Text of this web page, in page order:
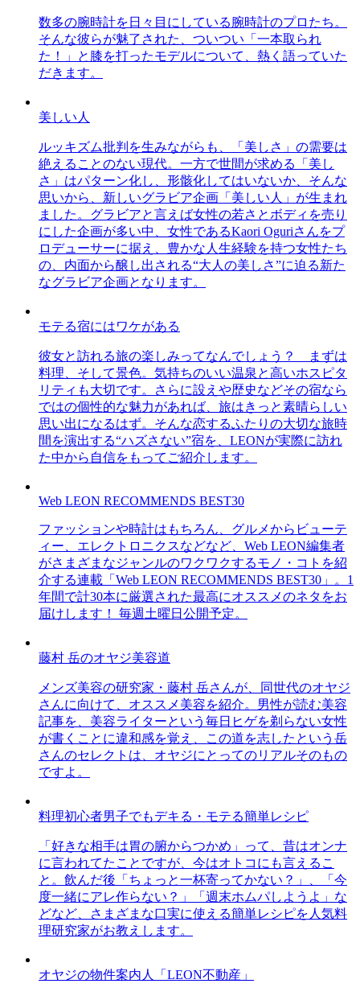
数多の腕時計を日々目にしている腕時計のプロたち。
そんな彼らが魅了された、ついつい「一本取られ
た！」と膝を打ったモデルについて、熱く語っていた
だきます。
美しい人
ルッキズム批判を生みながらも、「美しさ」の需要は
絶えることのない現代。一方で世間が求める「美し
さ」はパターン化し、形骸化してはいないか、そんな
思いから、新しいグラビア企画「美しい人」が生まれ
ました。グラビアと言えば女性の若さとボディを売り
にした企画が多い中、女性であるKaori Oguriさんをプ
ロデューサーに据え、豊かな人生経験を持つ女性たち
の、内面から醸し出される“大人の美しさ”に迫る新た
なグラビア企画となります。
モテる宿にはワケがある
彼女と訪れる旅の楽しみってなんでしょう？ まずは
料理、そして景色。気持ちのいい温泉と高いホスピタ
リティも大切です。さらに設えや歴史などその宿なら
ではの個性的な魅力があれば、旅はきっと素晴らしい
思い出になるはず。そんな恋するふたりの大切な旅時
間を演出する“ハズさない”宿を、LEONが実際に訪れ
た中から自信をもってご紹介します。
Web LEON RECOMMENDS BEST30
ファッションや時計はもちろん、グルメからビューテ
ィー、エレクトロニクスなどなど、Web LEON編集者
がさまざまなジャンルのワクワクするモノ・コトを紹
介する連載「Web LEON RECOMMENDS BEST30」。1
年間で計30本に厳選された最高にオススメのネタをお
届けします！ 毎週土曜日公開予定。
藤村 岳のオヤジ美容道
メンズ美容の研究家・藤村 岳さんが、同世代のオヤジ
さんに向けて、オススメ美容を紹介。男性が読む美容
記事を、美容ライターという毎日ヒゲを剃らない女性
が書くことに違和感を覚え、この道を志したという岳
さんのセレクトは、オヤジにとってのリアルそのもの
ですよ。
料理初心者男子でもデキる・モテる簡単レシピ
「好きな相手は胃の腑からつかめ」って、昔はオンナ
に言われてたことですが、今はオトコにも言えるこ
と。飲んだ後「ちょっと一杯寄ってかない？」、「今
度一緒にアレ作らない？」「週末ホムパしようよ」な
どなど、さまざまな口実に使える簡単レシピを人気料
理研究家がお教えします。
オヤジの物件案内人「LEON不動産」